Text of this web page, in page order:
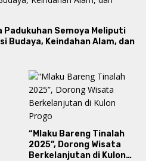
Padukuhan Semoya Meliputi
Budaya, Keindahan Alam, dan
“Mlaku Bareng Tinalah
2025”, Dorong Wisata
Berkelanjutan di Kulon